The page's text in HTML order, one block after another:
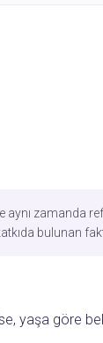
zamanda
bulunan
yaşa göre